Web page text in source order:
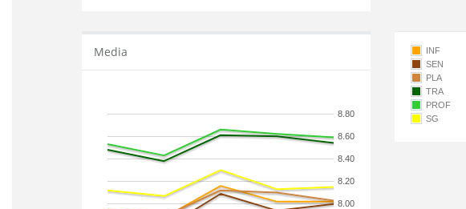
Media
8.00
8.20
8.40
8.60
8.80
INF
SEN
PLA
TRA
PROF
SG